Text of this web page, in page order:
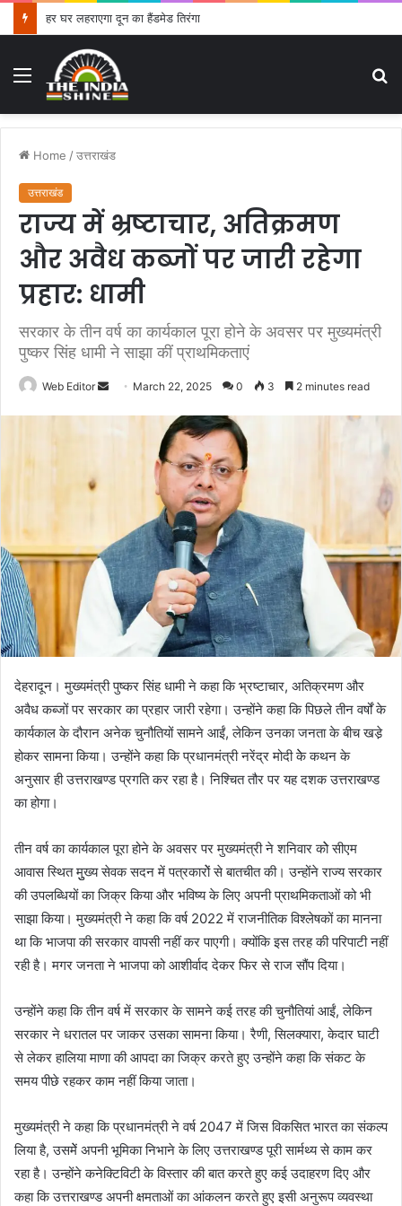
हर घर लहराएगा दून का हैंडमेड तिरंगा
Menu
Home /उत्तराखंड
उत्तराखंड
राज्य में भ्रष्टाचार, अतिक्रमण
और अवैध कब्जों पर जारी रहेगा
प्रहार: धामी
सरकार के तीन वर्ष का कार्यकाल पूरा होने के अवसर पर मुख्यमंत्री
पुष्कर सिंह धामी ने साझा कीं प्राथमिकताएं
Web Editor
m
a
i
March 22, 2025 0 3 2 minutes read
देहरादून। मुख्यमंत्री पुष्कर सिंह धामी ने कहा कि भ्रष्टाचार, अतिक्रमण और
अवैध कब्जों पर सरकार का प्रहार जारी रहेगा। उन्होंने कहा कि पिछले तीन वर्षों के
कार्यकाल के दौरान अनेक चुनौतियों सामने आईं, लेकिन उनका जनता के बीच खडे़
होकर सामना किया। उन्होंने कहा कि प्रधानमंत्री नरेंद्र मोदी केे कथन के
अनुसार ही उत्तराखण्ड प्रगति कर रहा है। निश्चित तौर पर यह दशक उत्तराखण्ड
का होगा।
तीन वर्ष का कार्यकाल पूरा होने के अवसर पर मुख्यमंत्री ने शनिवार कोे सीएम
आवास स्थित मुुख्य सेवक सदन में पत्रकारोें से बातचीत की। उन्होंने राज्य सरकार
की उपलब्धियों का जिक्र किया और भविष्य के लिए अपनी प्राथमिकताओं को भी
साझा किया। मुख्यमंत्री ने कहा कि वर्ष 2022 में राजनीतिक विश्लेषकों का मानना
था कि भाजपा की सरकार वापसी नहीं कर पाएगी। क्योंकि इस तरह की परिपाटी नहीं
रही है। मगर जनता ने भाजपा को आशीर्वाद देकर फिर से राज सौंप दिया।
उन्होंने कहा कि तीन वर्ष में सरकार के सामने कई तरह की चुनौतियां आईं, लेकिन
सरकार ने धरातल पर जाकर उसका सामना किया। रैणी, सिलक्यारा, केदार घाटी
से लेकर हालिया माणा की आपदा का जिक्र करते हुए उन्होंने कहा कि संकट के
समय पीछे रहकर काम नहीं किया जाता।
मुख्यमंत्री ने कहा कि प्रधानमंत्री ने वर्ष 2047 में जिस विकसित भारत का संकल्प
लिया है, उसमेें अपनी भूमिका निभाने के लिए उत्तराखण्ड पूरी सार्मथ्य से काम कर
रहा है। उन्होंने कनेक्टिविटी के विस्तार की बात करते हुए कई उदाहरण दिए और
कहा कि उत्तराखण्ड अपनी क्षमताओं का आंकलन करते हुए इसी अनुरूप व्यवस्था